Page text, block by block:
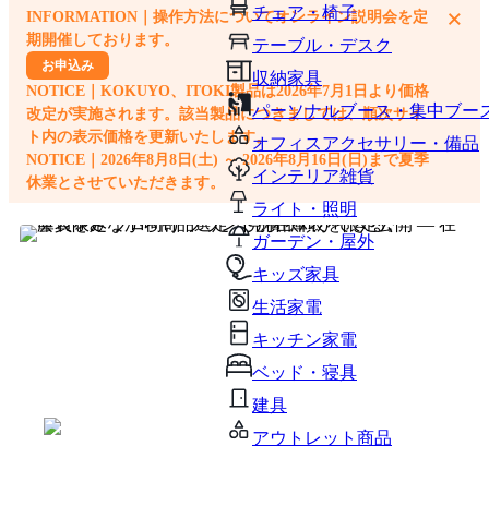
チェア・椅子
テーブル・デスク
収納家具
パーソナルブース・集中ブー
オフィスアクセサリー・備品
インテリア雑貨
ライト・照明
ガーデン・屋外
キッズ家具
生活家電
キッチン家電
ベッド・寝具
建具
アウトレット商品
他のサイトで見つけた商品ページのURLを貼り付けて、カートに追加できます
INFORMATION｜操作方法についてオンライン説明会を定
期開催しております。
お申込み
NOTICE｜KOKUYO、ITOKI製品は2026年7月1日より価格
改定が実施されます。該当製品につきましては、順次サイ
ト内の表示価格を更新いたします。
NOTICE｜2026年8月8日(土) ～ 2026年8月16日(日)まで夏季
休業とさせていただきます。
×